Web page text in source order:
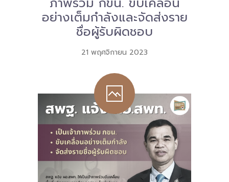
-- หนังสือและเอกสาร
-- กฎหมาย
---- เจตนารมณ์ของ พ.ร.บ.
---- พ.ร.บ. และอนุบัญญัติ
---- พ.ร.ฎ. ขยายเวลาใช้บังคับ พ.ร.บ.พื้นที่นวัตกรรมการ
ศึกษา พ.ศ. 252 พ.ศ. 2569
---- รายงานการประเมินผลสัมฤทธิ์ พ.ร.บ.พื้นที่นวัตกรรม
การศึกษา พ.ศ. 2562
---- รับฟังความคิดเห็นร่าง พ.ร.ฎ. ฯ
---- รายงานการวิเคราะห์ผลกระทบที่อาจเกิดขึ้นจากกฎ
อย่างเต็มกำลังและจัดส่งราย
ชื่อผู้รับผิดชอบ
21 พฤศจิกายน 2023